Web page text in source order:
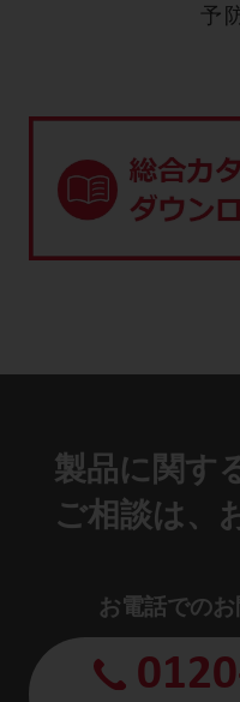
予
製品に関す
ご相談は、
お電話での